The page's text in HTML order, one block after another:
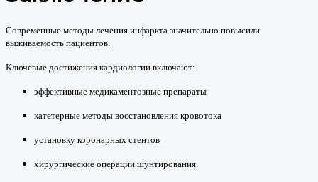
Современные методы лечения инфаркта значительно повысили
выживаемость пациентов.
Ключевые достижения кардиологии включают:
эффективные медикаментозные препараты
катетерные методы восстановления кровотока
установку коронарных стентов
хирургические операции шунтирования.